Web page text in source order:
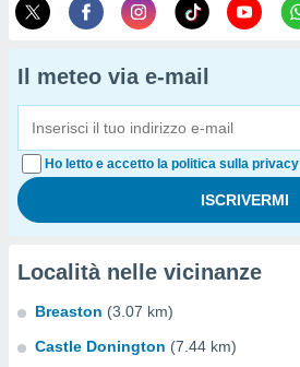
Il meteo via e-mail
Ho letto e accetto la politica sulla privacy
Località nelle vicinanze
Breaston (3.07 km)
Castle Donington (7.44 km)